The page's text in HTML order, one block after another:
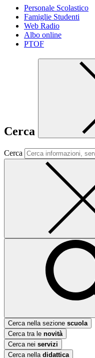
Personale Scolastico
Famiglie Studenti
Web Radio
Albo online
PTOF
Cerca
Cerca
Cerca nella sezione scuola
Cerca tra le novità
Cerca nei servizi
Cerca nella didattica